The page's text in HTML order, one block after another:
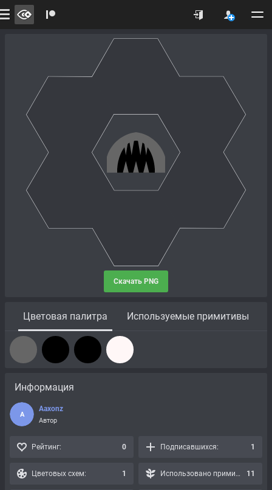
Скачать PNG
Цветовая палитра Используемые примитивы
Информация
A
Aaxonz
Автор
Рейтинг: 0 Подписавшихся: 1
Цветовых схем: 1 Использовано примитивов: 11